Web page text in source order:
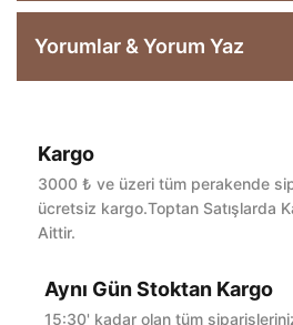
Yorumlar & Yorum Yaz
Bu ürüne ilk yorumu
Kargo
3000 ₺ ve üzeri tüm perakende
ücretsiz kargo.Toptan Satışlarda
Aittir.
Aynı Gün Stoktan Kargo
15:30' kadar olan tüm